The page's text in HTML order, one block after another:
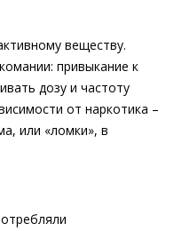
веществу.
привыкание к
дозу и частоту
от наркотика –
или «ломки», в